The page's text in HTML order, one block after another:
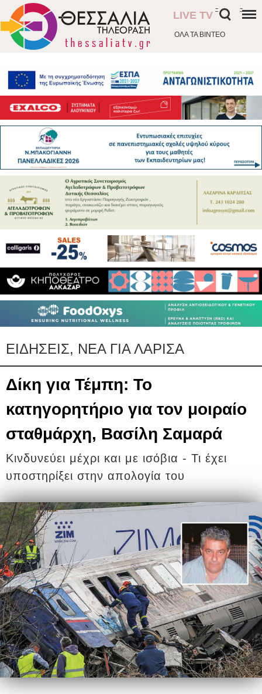
ΟΛΑ ΤΑ ΒΙΝΤΕΟ
LIVE TV
- -
ΕΙΔΗΣΕΙΣ, ΝΕΑ ΓΙΑ ΛΑΡΙΣΑ
Δίκη για Τέμπη: Το
κατηγορητήριο για τον μοιραίο
σταθμάρχη, Βασίλη Σαμαρά
Κινδυνεύει μέχρι και με ισόβια - Τι έχει
υποστηρίξει στην απολογία του